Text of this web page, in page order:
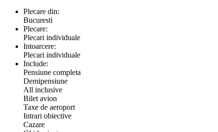
Plecare din:
Bucuresti
Plecare:
Plecari individuale
Intoarcere:
Plecari individuale
Include:
Pensiune completa
Demipensiune
All inclusive
Bilet avion
Taxe de aeroport
Intrari obiective
Cazare